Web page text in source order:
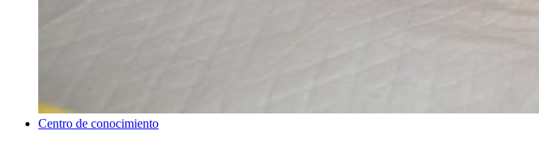
Centro de conocimiento